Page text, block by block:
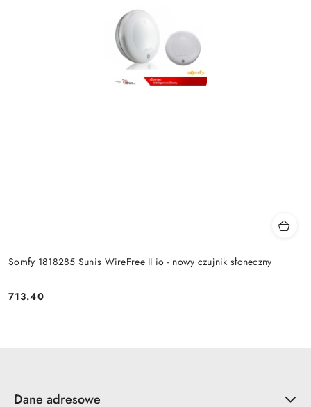
Somfy 1818285 Sunis WireFree II io - nowy czujnik słoneczny
Cena:
713.40
Dane adresowe